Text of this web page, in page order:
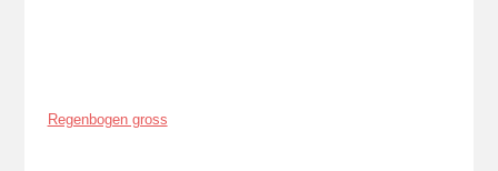
Regenbogen gross